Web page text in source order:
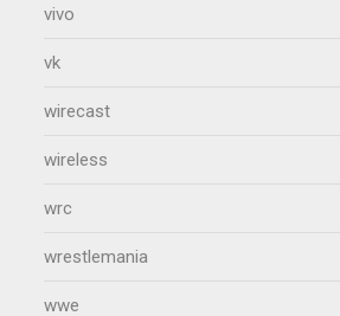
vivo
vk
wirecast
wireless
wrc
wrestlemania
wwe